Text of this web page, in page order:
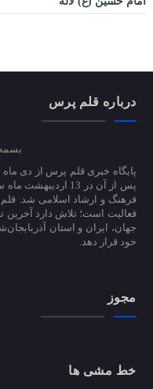
درباره قلم پرس
فعالیت است؛ تلاش دارد آخرین
جهان، ایران و استان
خود قرار دهد.
مجوز
خط مشی ها